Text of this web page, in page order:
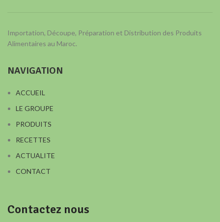
Importation, Découpe, Préparation et Distribution des Produits
Alimentaires au Maroc.
NAVIGATION
ACCUEIL
LE GROUPE
PRODUITS
RECETTES
ACTUALITE
CONTACT
Contactez nous